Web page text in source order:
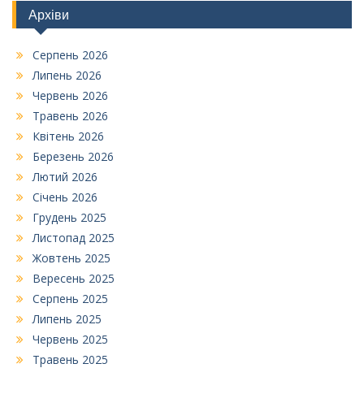
Архіви
Серпень 2026
Липень 2026
Червень 2026
Травень 2026
Квітень 2026
Березень 2026
Лютий 2026
Січень 2026
Грудень 2025
Листопад 2025
Жовтень 2025
Вересень 2025
Серпень 2025
Липень 2025
Червень 2025
Травень 2025